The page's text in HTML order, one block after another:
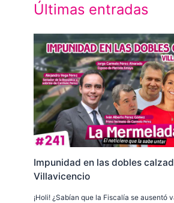
Últimas entradas
Impunidad en las dobles
Villavicencio
¡Holi! ¿Sabían que la Fiscalía se ausentó